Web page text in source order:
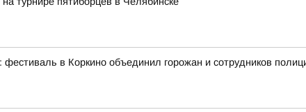
в Коркино объединил горожан и сотрудников